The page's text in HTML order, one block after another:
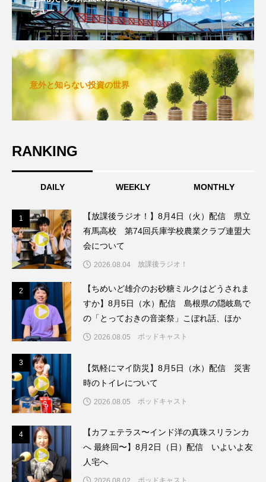
コルベスどの コンサート コーラス
サニーサイドブックス サリー
サンキュー、チャック ザジフィルムズ
シネマエッセイ シム・ウンギョン
ジャネル・ツァイ ジューン・スキップ
ジョディ・フォスター
スカーレット・ヨハンソン
スケルトン！のりもの編
スターキャットアルバトロス・フィルム
スティーブン・キング
センチメンタル・バリュー
ソミーラ・リア・フッディン タイ映画
ビュー
意外と知らない投資の世界
RANKING
DAILY WEEKLY MONTHLY
1
【放課後ラジオ！】8月4日（火）配信 県立
有馬高校 第74回兵庫学校農業クラブ連盟大
会について
2026.08.04 放課後ラジオ！
2
【ちめいど雄介のお砂糖ミルクはどうされま
すか】8月5日（水）配信 島根県の隠岐島で
の「とっておきの音楽祭」こぼれ話、ほか
2026.08.05 ポッドキャスト
3
【気軽にマイ防災】8月5日（水）配信 災害
時のトイレについて
2026.08.05 ポッドキャスト
4
【カフェテラス〜インド洋の真珠スリランカ
へ 最終回〜】8月2日（日）配信 いよいよ友
人宅へ
ポッドキャスト